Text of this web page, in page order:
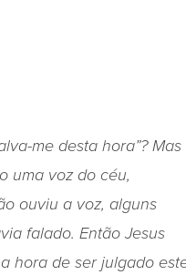
me desta hora”? Mas
uma voz do céu,
ouviu a voz, alguns
falado. Então Jesus
hora de ser julgado